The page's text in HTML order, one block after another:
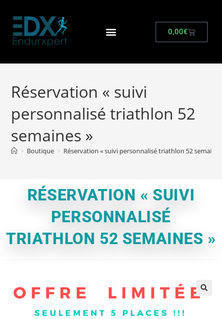
0,00€
Réservation « suivi
personnalisé triathlon 52
semaines »
> Boutique > Réservation « suivi personnalisé triathlon 52
RÉSERVATION « SUIVI
PERSONNALISÉ
TRIATHLON 52 SEMAINES »